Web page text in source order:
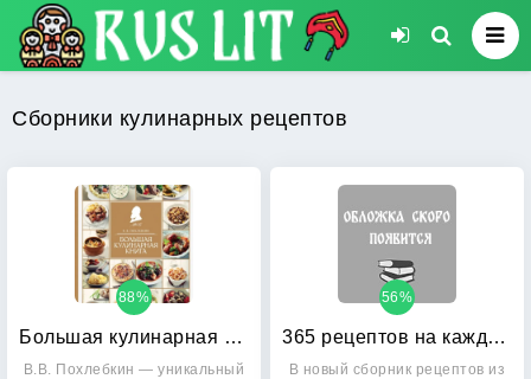
Сборники кулинарных рецептов
Большая кулинарная книга
88%
В.В. Похлебкин — уникальный
365 рецептов на каждый день
56%
В новый сборник рецептов из